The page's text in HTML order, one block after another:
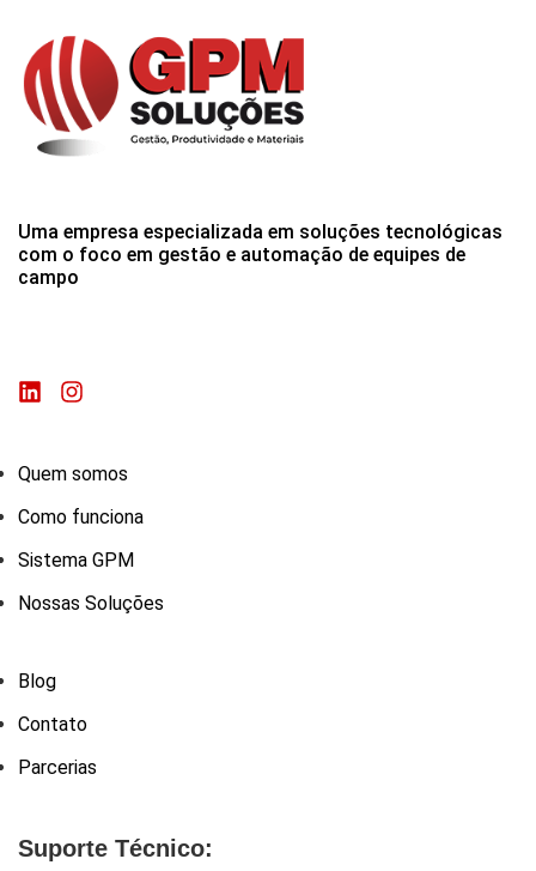
Uma empresa especializada em soluções tecnológicas
com o foco em gestão e automação de equipes de
campo
Quem somos
Como funciona
Sistema GPM
Nossas Soluções
Blog
Contato
Parcerias
Suporte Técnico: